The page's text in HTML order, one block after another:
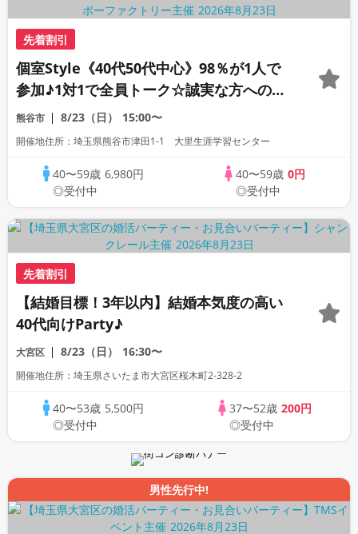
先着割引
個室Style《40代50代中心》98％が1人で
参加♪1対1で全員トーク☆誠実な方への婚
活パーティー
熊谷市 8/23（日） 15:00〜
開催地住所：埼玉県熊谷市津田1-1 大里生涯学習センター
40〜59歳 6,980円
◎受付中
40〜59歳 0円
◎受付中
先着割引
【結婚目標！3年以内】結婚本気度の高い
40代向けParty♪
大宮区 8/23（日） 16:30〜
開催地住所：埼玉県さいたま市大宮区桜木町2-328-2
40〜53歳 5,500円
◎受付中
37〜52歳 200円
◎受付中
男性先行中!